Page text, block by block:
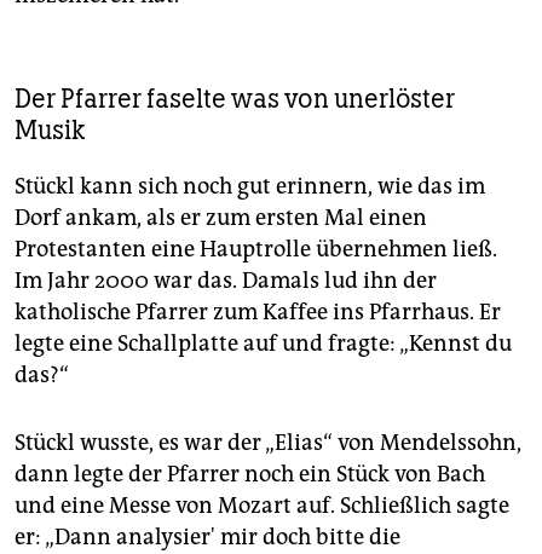
Der Pfarrer faselte was von unerlöster
Musik
Stückl kann sich noch gut erinnern, wie das im
Dorf ankam, als er zum ersten Mal einen
Protestanten eine Hauptrolle übernehmen ließ.
Im Jahr 2000 war das. Damals lud ihn der
katholische Pfarrer zum Kaffee ins Pfarrhaus. Er
legte eine Schallplatte auf und fragte: „Kennst du
das?“
Stückl wusste, es war der „Elias“ von Mendelssohn,
dann legte der Pfarrer noch ein Stück von Bach
und eine Messe von Mozart auf. Schließlich sagte
er: „Dann analysier' mir doch bitte die